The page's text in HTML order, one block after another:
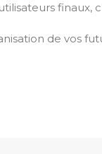
finaux,
de vos